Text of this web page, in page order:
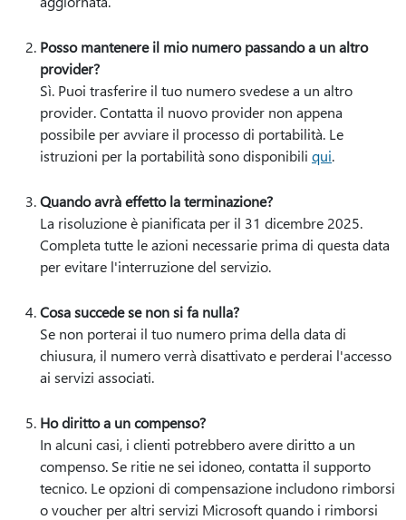
Posso mantenere il mio numero passando a un altro
provider?
Sì. Puoi trasferire il tuo numero svedese a un altro
provider. Contatta il nuovo provider non appena
possibile per avviare il processo di portabilità. Le
istruzioni per la portabilità sono disponibili qui.
Quando avrà effetto la terminazione?
La risoluzione è pianificata per il 31 dicembre 2025.
Completa tutte le azioni necessarie prima di questa data
per evitare l'interruzione del servizio.
Cosa succede se non si fa nulla?
Se non porterai il tuo numero prima della data di
chiusura, il numero verrà disattivato e perderai l'accesso
ai servizi associati.
Ho diritto a un compenso?
In alcuni casi, i clienti potrebbero avere diritto a un
compenso. Se ritie ne sei idoneo, contatta il supporto
tecnico. Le opzioni di compensazione includono rimborsi
o voucher per altri servizi Microsoft quando i rimborsi